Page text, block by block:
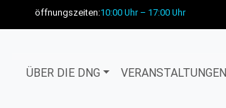
öffnungszeiten:10:00 Uhr – 17:00 Uhr
ÜBER DIE DNG VERANSTALTUNGEN